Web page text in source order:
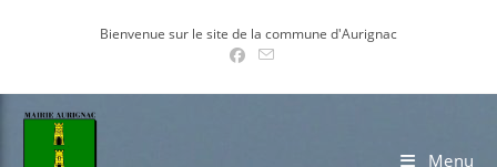
Bienvenue sur le site de la commune d'Aurignac
Menu